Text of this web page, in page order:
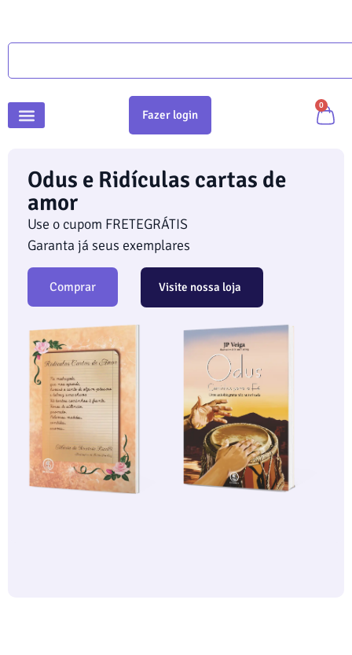
Fazer login
0
Odus e Ridículas cartas de
amor
Use o cupom FRETEGRÁTIS
Garanta já seus exemplares
Comprar Visite nossa loja